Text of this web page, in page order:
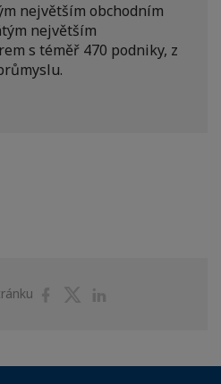
největším obchodním
největším
s téměř 470 podniky, z
ShareShare